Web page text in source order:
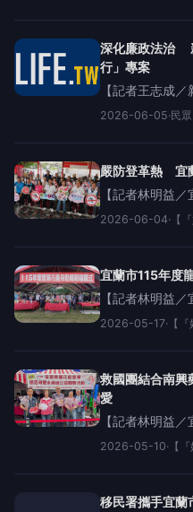
引言，勉勵同仁
中。本次課程特
深化廉政法治
行」專案
【記者王志成
落實廉潔行政，
局長陳美玲親自
2026-06-05·民
嚴防登革熱 宜
【記者林明益
即將進入高峰期
消毒，提醒市民
果。宜
2026-06-04· 【
宜蘭市115年度
【記者林明益
30支隊伍參賽，
市民代表會主席
林茂盛、
2026-05-17· 【
救國團結合南
愛
【記者林明益
節，宜蘭縣救國
智賢伉儷、副會
鄧蜀江里長
2026-05-10· 【
移民署攜手宜蘭